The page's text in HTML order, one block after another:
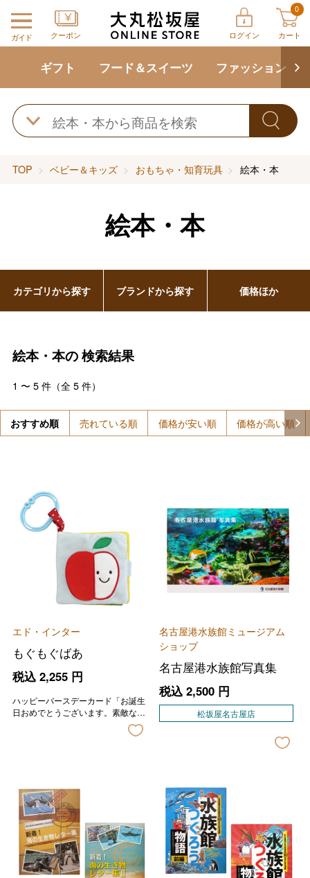
ガイド クーポン ログイン
0
カート
ギフト フード＆スイーツ ファッション
TOP ベビー＆キッズ おもちゃ・知育玩具 絵本・本
絵本・本
絵本・本の検索結果
1 〜 5件（全 5件）
おすすめ順 売れている順 価格が安い順 価格が高い順
エド・インター
もぐもぐばあ
税込 2,255円
ハッピーバースデーカード「お誕生
日おめでとうございます。素敵な一
年になりますように。」の印字が入
名古屋港水族館ミュージアム
ショップ
名古屋港水族館写真集
税込 2,500円
松坂屋名古屋店
カテゴリから探す ブランドから探す 価格ほか